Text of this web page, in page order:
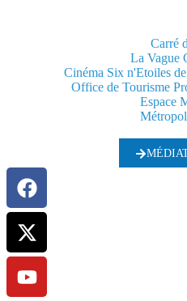
Carré
La Vague
Cinéma Six n'Etoiles
Office de Tourisme
Espace